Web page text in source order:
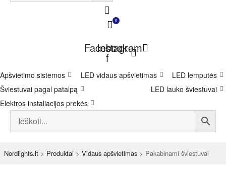
0
Facebook-
f
Instagram
Apšvietimo sistemos LED vidaus apšvietimas
LED lemputės
Šviestuvai pagal patalpą
LED lauko šviestuvai
Elektros instaliacijos prekės
Nordlights.lt > Produktai > Vidaus apšvietimas > Pakabinami šviestuvai